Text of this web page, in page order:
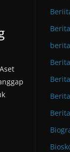
Berita